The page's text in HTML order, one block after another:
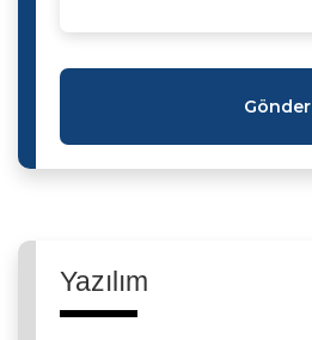
Gönder
Yazılım